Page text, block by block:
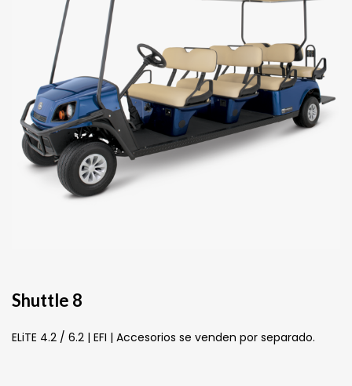
Shuttle 8
ELiTE 4.2 / 6.2 | EFI | Accesorios se venden por separado.